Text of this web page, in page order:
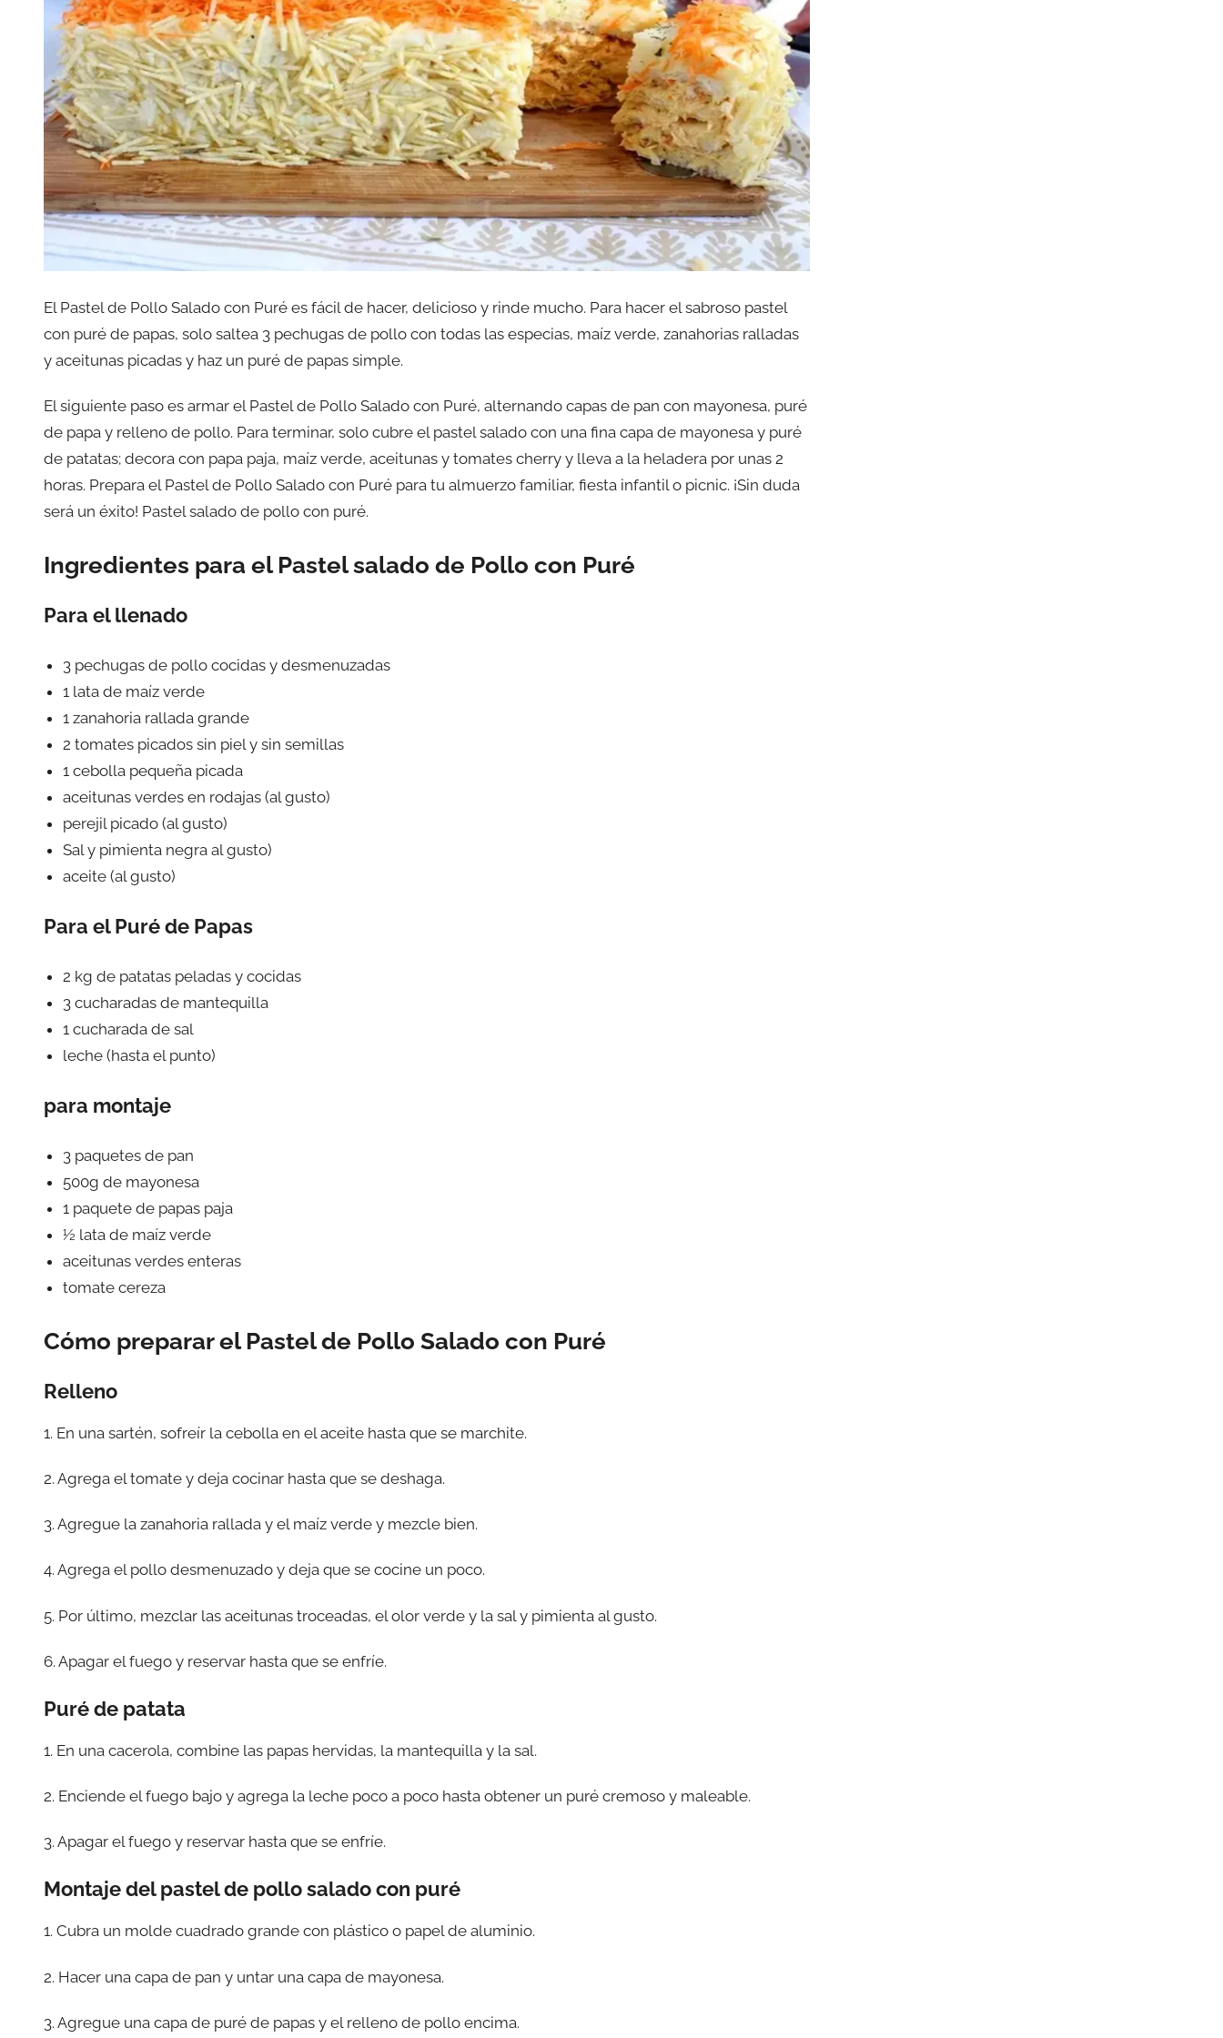
El Pastel de Pollo Salado con Puré es fácil de hacer, delicioso y rinde mucho. Para hacer el sabroso pastel
con puré de papas, solo saltea 3 pechugas de pollo con todas las especias, maíz verde, zanahorias ralladas
y aceitunas picadas y haz un puré de papas simple.
El siguiente paso es armar el Pastel de Pollo Salado con Puré, alternando capas de pan con mayonesa, puré
de papa y relleno de pollo. Para terminar, solo cubre el pastel salado con una fina capa de mayonesa y puré
de patatas; decora con papa paja, maíz verde, aceitunas y tomates cherry y lleva a la heladera por unas 2
horas. Prepara el Pastel de Pollo Salado con Puré para tu almuerzo familiar, fiesta infantil o picnic. ¡Sin duda
será un éxito! Pastel salado de pollo con puré.
Ingredientes para el Pastel salado de Pollo con Puré
Para el llenado
3 pechugas de pollo cocidas y desmenuzadas
1 lata de maíz verde
1 zanahoria rallada grande
2 tomates picados sin piel y sin semillas
1 cebolla pequeña picada
aceitunas verdes en rodajas (al gusto)
perejil picado (al gusto)
Sal y pimienta negra al gusto)
aceite (al gusto)
Para el Puré de Papas
2 kg de patatas peladas y cocidas
3 cucharadas de mantequilla
1 cucharada de sal
leche (hasta el punto)
para montaje
3 paquetes de pan
500g de mayonesa
1 paquete de papas paja
½ lata de maíz verde
aceitunas verdes enteras
tomate cereza
Cómo preparar el Pastel de Pollo Salado con Puré
Relleno
1. En una sartén, sofreír la cebolla en el aceite hasta que se marchite.
2. Agrega el tomate y deja cocinar hasta que se deshaga.
3. Agregue la zanahoria rallada y el maíz verde y mezcle bien.
4. Agrega el pollo desmenuzado y deja que se cocine un poco.
5. Por último, mezclar las aceitunas troceadas, el olor verde y la sal y pimienta al gusto.
6. Apagar el fuego y reservar hasta que se enfríe.
Puré de patata
1. En una cacerola, combine las papas hervidas, la mantequilla y la sal.
2. Enciende el fuego bajo y agrega la leche poco a poco hasta obtener un puré cremoso y maleable.
3. Apagar el fuego y reservar hasta que se enfríe.
Montaje del pastel de pollo salado con puré
1. Cubra un molde cuadrado grande con plástico o papel de aluminio.
2. Hacer una capa de pan y untar una capa de mayonesa.
3. Agregue una capa de puré de papas y el relleno de pollo encima.